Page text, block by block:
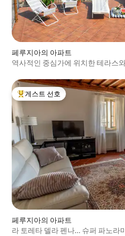
페루지아의 아파트
역사적인 중심가에 위치한 테라스
상위 게스트 선호
게스트 선호
페루지아의 아파트
라 토레타 델라 펜나... 슈퍼 파노라